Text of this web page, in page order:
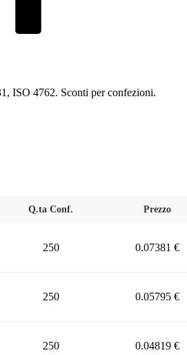
ISO 4762. Sconti per confezioni.
Q.ta Conf. Prezzo
250 0.07381 €
250 0.05795 €
250 0.04819 €